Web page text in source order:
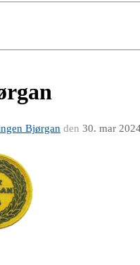
Bjørgan den 30. mar